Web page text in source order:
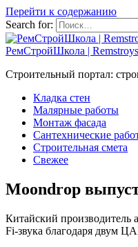
Перейти к содержанию
Search for:
РемСтройШкола |
Строительный портал:
Кладка стен
Малярные работы
Монтаж фасада
Сантехнические
Строительная смета
Свежее
Moondrop
Китайский производитель
Fi-звука благодаря двум